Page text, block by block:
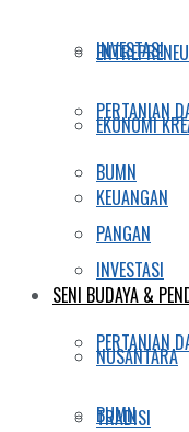
INVESTASI
PERTANIAN
BUMN
PANGAN
SENI BUDAYA &
NUSANTARA
TRADISI
EKONOMI
KEUANGAN
INVESTASI
PERTANIAN
BUMN